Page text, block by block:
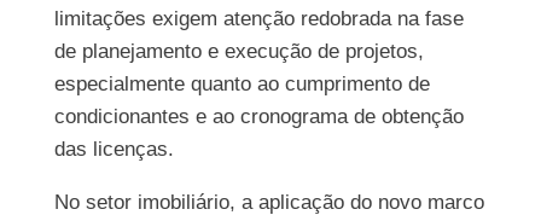
limitações exigem atenção redobrada na fase
de planejamento e execução de projetos,
especialmente quanto ao cumprimento de
condicionantes e ao cronograma de obtenção
das licenças.
No setor imobiliário, a aplicação do novo marco